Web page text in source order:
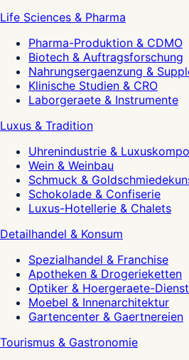
Life Sciences & Pharma
Pharma-Produktion & CDMO
Biotech & Auftragsforschung
Nahrungsergaenzung &
Klinische Studien & CRO
Laborgeraete & Instrumente
Luxus & Tradition
Uhrenindustrie &
Wein & Weinbau
Schmuck &
Schokolade & Confiserie
Luxus-Hotellerie & Chalets
Detailhandel & Konsum
Spezialhandel & Franchise
Apotheken & Drogerieketten
Optiker & Hoergeraete-
Moebel & Innenarchitektur
Gartencenter & Gaertnereien
Tourismus & Gastronomie